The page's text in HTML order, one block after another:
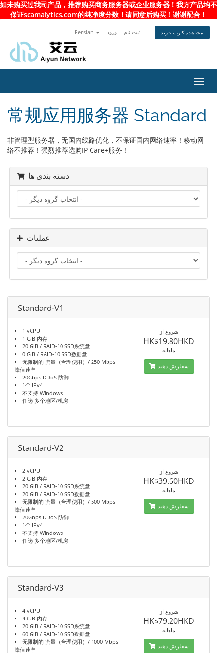
如未购买过我司产品，推荐购买商务服务器或企业服务器！我方产品均不
保证scamalytics.com的纯净度分数！请同意后购买！谢谢配合！
Persian ورود ثبت نام مشاهده کارت خرید
تغییر
常规应用服务器 Standard
非管理型服务器，无国内线路优化，不保证国内网络速率！移动网
络不推荐！强烈推荐选购IP Care+服务！
دسته بندی ها
عملیات
Standard-V1
1 vCPU
1 GiB 内存
20 GiB / RAID-10 SSD系统盘
0 GiB / RAID-10 SSD数据盘
无限制的 流量（合理使用）/ 250 Mbps
峰值速率
20Gbps DDoS 防御
1个 IPv4
不支持 Windows
任选 多个地区/机房
شروع از
HK$19.80HKD
ماهانه
سفارش دهید
Standard-V2
2 vCPU
2 GiB 内存
20 GiB / RAID-10 SSD系统盘
20 GiB / RAID-10 SSD数据盘
无限制的 流量（合理使用）/ 500 Mbps
峰值速率
20Gbps DDoS 防御
1个 IPv4
不支持 Windows
任选 多个地区/机房
شروع از
HK$39.60HKD
ماهانه
سفارش دهید
Standard-V3
4 vCPU
4 GiB 内存
20 GiB / RAID-10 SSD系统盘
60 GiB / RAID-10 SSD数据盘
无限制的 流量（合理使用）/ 1000 Mbps
峰值速率
شروع از
HK$79.20HKD
ماهانه
سفارش دهید